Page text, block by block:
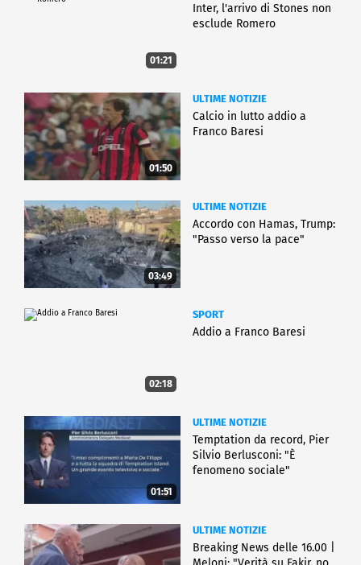
01:21
Inter, l'arrivo di Stones non
esclude Romero
01:50
ULTIME NOTIZIE
Calcio in lutto addio a
Franco Baresi
03:49
ULTIME NOTIZIE
Accordo con Hamas, Trump:
"Passo verso la pace"
02:18
SPORT
Addio a Franco Baresi
01:51
ULTIME NOTIZIE
Temptation da record, Pier
Silvio Berlusconi: "È
fenomeno sociale"
ULTIME NOTIZIE
Breaking News delle 16.00 |